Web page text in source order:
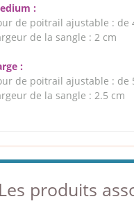
:
de poitrail ajustable : de
de la sangle : 2 cm
:
de poitrail ajustable : de
de la sangle : 2.5 cm
Les produits